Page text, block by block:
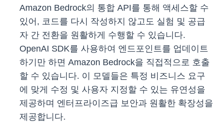
Amazon Bedrock의 통합 API를 통해 액세스할 수
있어, 코드를 다시 작성하지 않고도 실험 및 공급
자 간 전환을 원활하게 수행할 수 있습니다.
OpenAI SDK를 사용하여 엔드포인트를 업데이트
하기만 하면 Amazon Bedrock을 직접적으로 호출
할 수 있습니다. 이 모델들은 특정 비즈니스 요구
에 맞게 수정 및 사용자 지정할 수 있는 유연성을
제공하며 엔터프라이즈급 보안과 원활한 확장성을
제공합니다.